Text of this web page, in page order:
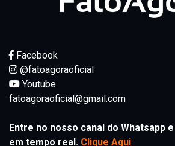
Facebook
@fatoagoraoficial
Youtube
fatoagoraoficial@gmail.com
Entre no nosso canal do Whatsapp
em tempo real. Clique Aqui